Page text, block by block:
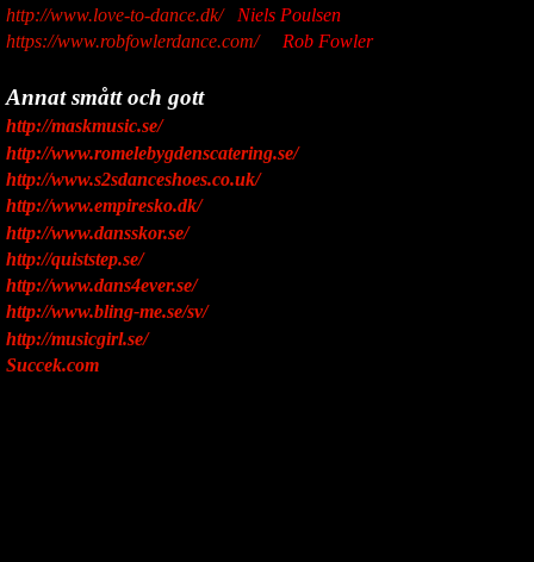
http://www.love-to-dance.dk/Niels Poulsen
https://www.robfowlerdance.com/Rob Fowler
Annat smått och gott
http://maskmusic.se/
http://www.romelebygdenscatering.se/
http://www.s2sdanceshoes.co.uk/
http://www.empiresko.dk/
http://www.dansskor.se/
http://quiststep.se/
http://www.dans4ever.se/
http://www.bling-me.se/sv/
http://musicgirl.se/
Succek.com